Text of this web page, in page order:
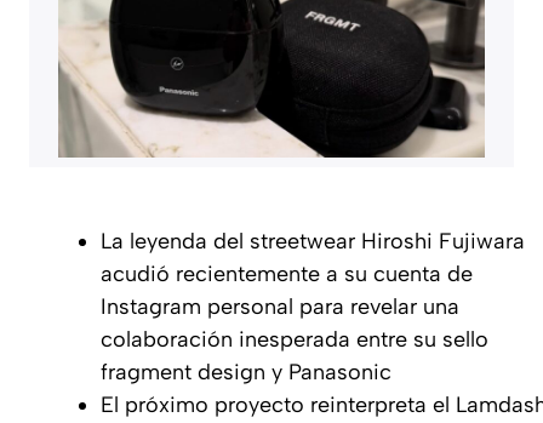
La leyenda del streetwear Hiroshi Fujiwara
acudió recientemente a su cuenta de
Instagram personal para revelar una
colaboración inesperada entre su sello
fragment design y Panasonic
El próximo proyecto reinterpreta el